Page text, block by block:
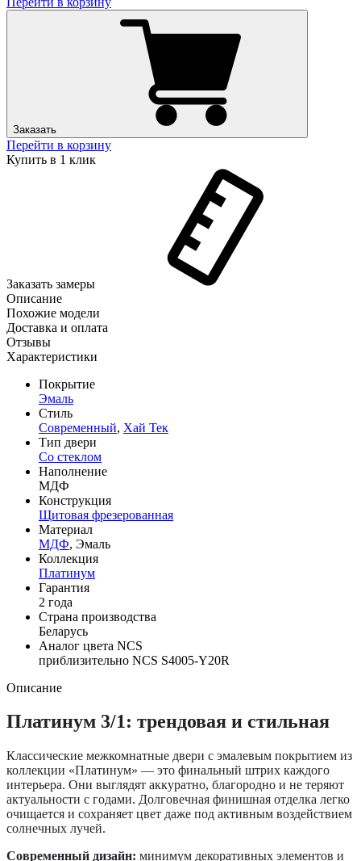
Заказать
Перейти в корзину
Купить в 1 клик
Заказать замеры
Описание
Похожие модели
Доставка и оплата
Отзывы
Характеристики
Покрытие
Эмаль
Стиль
Современный, Хай Тек
Тип двери
Со стеклом
Наполнение
МДФ
Конструкция
Щитовая фрезерованная
Материал
МДФ, Эмаль
Коллекция
Платинум
Гарантия
2 года
Страна производства
Беларусь
Аналог цвета NCS
приблизительно NCS S4005-Y20R
Описание
Платинум 3/1: трендовая и стильная
Классические межкомнатные двери с эмалевым покрытием из
коллекции «Платинум» — это финальный штрих каждого
интерьера. Они выглядят аккуратно, благородно и не теряют
актуальности с годами. Долговечная финишная отделка легко
очищается и сохраняет цвет даже под активным воздействием
солнечных лучей.
Современный дизайн: минимум декоративных элементов и